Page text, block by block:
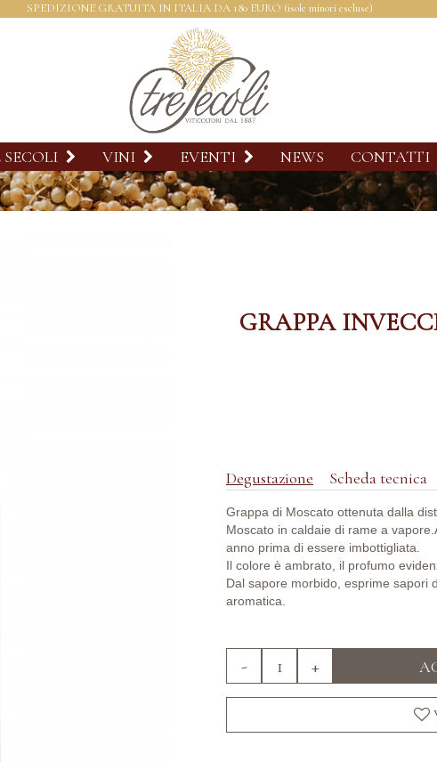
SPEDIZIONE GRATUITA IN ITALIA DA 180 EURO (isole minori escluse)
VINI EVENTI NEWS CONTATTI
GRAPPA
Degustazione Scheda tecnica
Grappa di Moscato ottenuta dalla
Moscato in caldaie di rame a
anno prima di essere imbottigliata.
Il colore è ambrato, il profumo
Dal sapore morbido, esprime sapori
aromatica.
- +